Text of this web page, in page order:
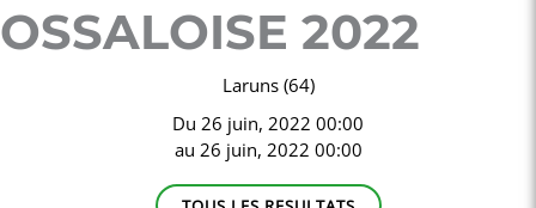
OSSALOISE 2022
Laruns (64)
Du 26 juin, 2022 00:00
au 26 juin, 2022 00:00